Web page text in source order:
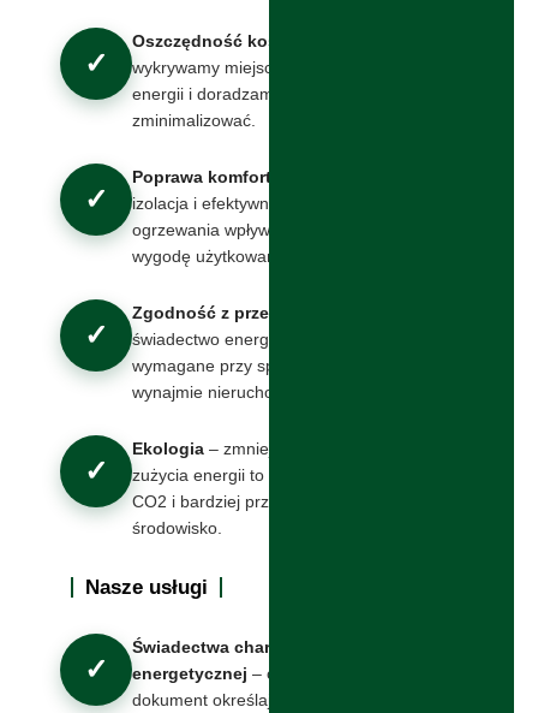
✓
Oszczędność kosztów
wykrywamy miejsca strat
energii i doradzamy, jak je
zminimalizować.
✓
Poprawa komfortu
izolacja i efektywne systemy
ogrzewania wpływają na
wygodę użytkowania budynku.
✓
Zgodność z przepisami
świadectwo energetyczne jest
wymagane przy sprzedaży lub
wynajmie nieruchomości.
✓
Ekologia – zmniejszenie
zużycia energii to mniej emisji
CO2 i bardziej przyjazne
środowisko.
Nasze usługi
✓
Świadectwa charakterystyki
energetycznej – obowiązkowy
dokument określający